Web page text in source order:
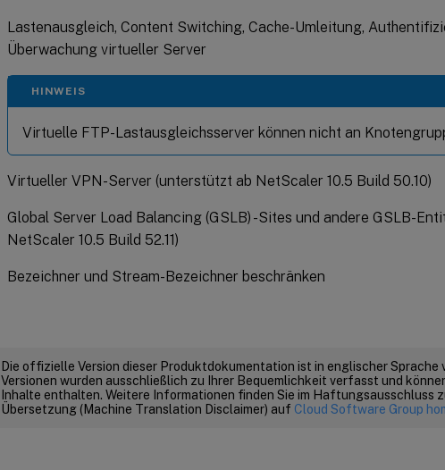
Lastenausgleich, Content Switching, Cache-Umleitung,
Überwachung virtueller Server
HINWEIS
Virtuelle FTP-Lastausgleichsserver können nicht an
Virtueller VPN-Server (unterstützt ab NetScaler 10.5 Build 50.10)
Global Server Load Balancing (GSLB) -Sites und andere GSLB-
NetScaler 10.5 Build 52.11)
Bezeichner und Stream-Bezeichner beschränken
Die offizielle Version dieser Produktdokumentation ist in englischer
Versionen wurden ausschließlich zu Ihrer Bequemlichkeit verfasst und
Inhalte enthalten. Weitere Informationen finden Sie im Haftungsausschluss
Übersetzung (Machine Translation Disclaimer) auf Cloud Software Group